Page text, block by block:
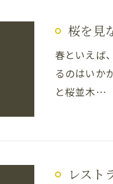
桜を見
春といえば
るのはいか
と桜並木…
レスト